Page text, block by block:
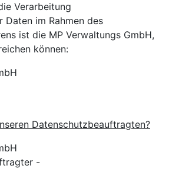
Verarbeitung
Daten im Rahmen des
ist die MP Verwaltungs GmbH,
können:
Datenschutzbeauftragten?
-